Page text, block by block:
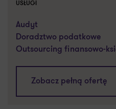
USŁUGI
Audyt
Doradztwo podatkowe
Outsourcing finansowo-
Zobacz pełną ofertę